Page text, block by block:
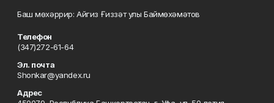
Баш мөхәррир: Айгиз Ғиззәт улы Баймөхәмәтов
Телефон
(347)272-61-64
Эл. почта
Shonkar@yandex.ru
Адрес